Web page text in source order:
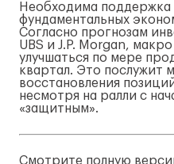
Необходима поддержка
фундаментальных
Согласно прогнозам
UBS и J.P. Morgan,
улучшаться по мере
квартал. Это послужит
восстановления
несмотря на ралли с
«защитным».
Смотрите полную